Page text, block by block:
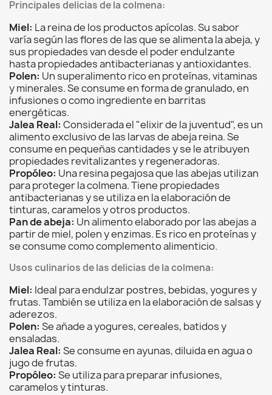
Principales delicias de la colmena:
Miel: La reina de los productos apícolas.Su sabor
varía según las flores de las que se alimenta la abeja,y
sus propiedades van desde el poder endulzante
hasta propiedades antibacterianas y antioxidantes.
Polen: Un superalimento rico en proteínas,vitaminas
y minerales.Se consume en forma de granulado,en
infusiones o como ingrediente en barritas
energéticas.
Jalea Real: Considerada el "elixir de la juventud",es un
alimento exclusivo de las larvas de abeja reina.Se
consume en pequeñas cantidades y se le atribuyen
propiedades revitalizantes y regeneradoras.
Propóleo: Una resina pegajosa que las abejas utilizan
para proteger la colmena.Tiene propiedades
antibacterianas y se utiliza en la elaboración de
tinturas,caramelos y otros productos.
Pan de abeja: Un alimento elaborado por las abejas a
partir de miel, polen y enzimas. Es rico en proteínas y
se consume como complemento alimenticio.
Usos culinarios de las delicias de la colmena:
Miel: Ideal para endulzar postres, bebidas,yogures y
frutas.También se utiliza en la elaboración de salsas y
aderezos.
Polen: Se añade a yogures,cereales, batidos y
ensaladas.
Jalea Real: Se consume en ayunas,diluida en agua o
jugo de frutas.
Propóleo: Se utiliza para preparar infusiones,
caramelos y tinturas.